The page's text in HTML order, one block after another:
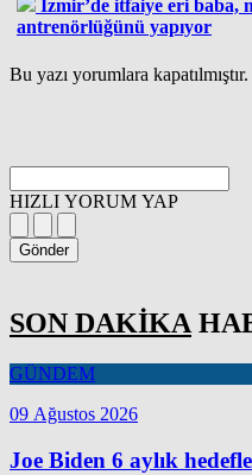
İzmir’de itfaiye eri baba,
antrenörlüğünü yapıyor
Bu yazı yorumlara kapatılmıştır.
HIZLI YORUM YAP
Gönder
SON DAKİKA
GÜNDEM
09 Ağustos 2026
Joe Biden 6 aylık